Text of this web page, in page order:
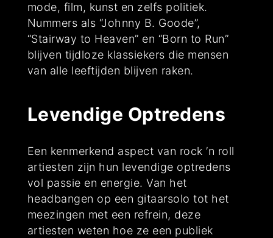
mode, film, kunst en zelfs politiek.
Nummers als “Johnny B. Goode”,
“Stairway to Heaven” en “Born to Run”
blijven tijdloze klassiekers die mensen
van alle leeftijden blijven raken.
Levendige Optredens
Een kenmerkend aspect van rock ’n roll
artiesten zijn hun levendige optredens
vol passie en energie. Van het
headbangen op een gitaarsolo tot het
meezingen met een refrein, deze
artiesten weten hoe ze een publiek